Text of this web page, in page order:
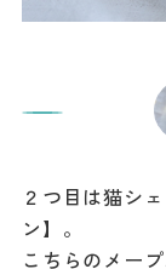
２つ目は猫シ
ン】。
こちらのメー